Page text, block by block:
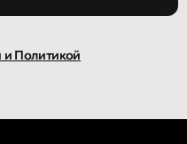
Политикой